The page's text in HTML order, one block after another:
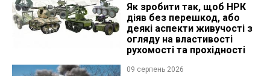
Як зробити так, щоб НРК
діяв без перешкод, або
деякі аспекти живучості з
огляду на властивості
рухомості та прохідності
09 серпень 2026